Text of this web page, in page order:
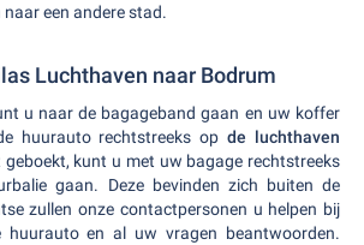
een andere stad.
Luchthaven naar Bodrum
u naar de bagageband gaan en uw koffer
huurauto rechtstreeks op de luchthaven
geboekt, kunt u met uw bagage rechtstreeks
gaan. Deze bevinden zich buiten de
zullen onze contactpersonen u helpen bij
en al uw vragen beantwoorden.